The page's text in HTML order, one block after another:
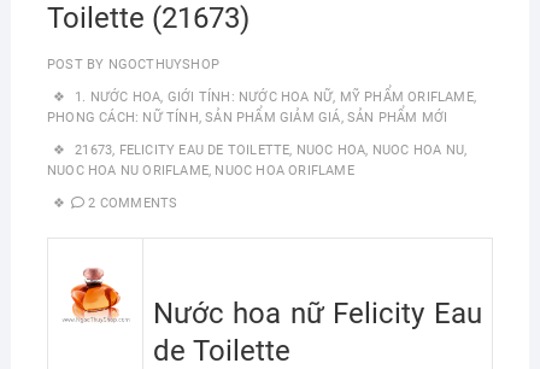
Toilette (21673)
POST BY NGOCTHUYSHOP
1. NƯỚC HOA, GIỚI TÍNH: NƯỚC HOA NỮ, MỸ PHẨM ORIFLAME,
PHONG CÁCH: NỮ TÍNH,SẢN PHẨM GIẢM GIÁ, SẢN PHẨM MỚI
21673, FELICITY EAU DE TOILETTE, NUOC HOA, NUOC HOA NU,
NUOC HOA NU ORIFLAME, NUOC HOA ORIFLAME
2 COMMENTS
Nước hoa nữ Felicity Eau
de Toilette